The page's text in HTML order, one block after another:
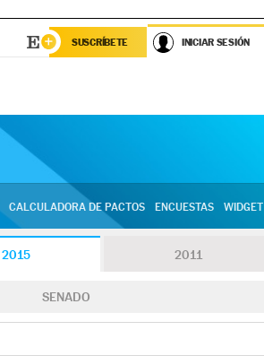
SUSCRÍBETE INICIAR SESIÓN
CALCULADORA DE PACTOS ENCUESTAS WIDGET
2015 2011
SENADO